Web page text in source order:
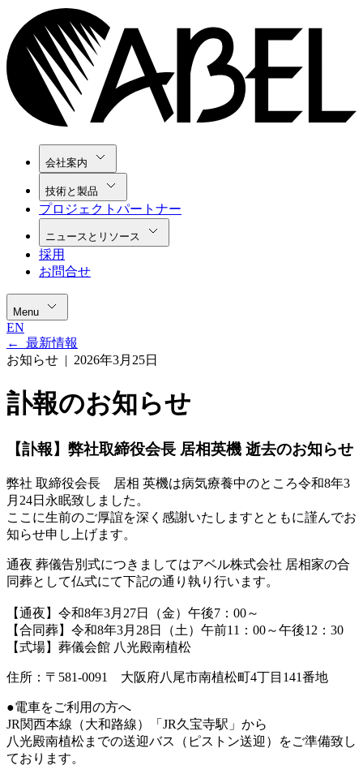
会社案内
技術と製品
プロジェクトパートナー
ニュースとリソース
採用
お問合せ
Menu
EN
← 最新情報
お知らせ | 2026年3月25日
訃報のお知らせ
【訃報】弊社取締役会長 居相英機 逝去のお知らせ
弊社 取締役会長 居相 英機は病気療養中のところ令和8年3
月24日永眠致しました。
ここに生前のご厚誼を深く感謝いたしますとともに謹んでお
知らせ申し上げます。
通夜 葬儀告別式につきましてはアベル株式会社 居相家の合
同葬として仏式にて下記の通り執り行います。
【通夜】令和8年3月27日（金）午後7：00～
【合同葬】令和8年3月28日（土）午前11：00～午後12：30
【式場】葬儀会館 八光殿南植松
住所：〒581-0091 大阪府八尾市南植松町4丁目141番地
●電車をご利用の方へ
JR関西本線（大和路線）「JR久宝寺駅」から
八光殿南植松までの送迎バス（ピストン送迎）をご準備致し
ております。